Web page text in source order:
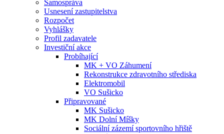
Samospráva
Usnesení zastupitelstva
Rozpočet
Vyhlášky
Profil zadavatele
Investiční akce
Probíhající
MK + VO Záhumení
Rekonstrukce zdravotního střediska
Elektromobil
VO Sušicko
Připravované
MK Sušicko
MK Dolní Míšky
Sociální zázemí sportovního hřiště